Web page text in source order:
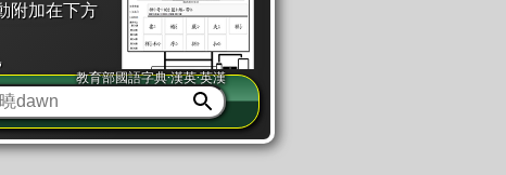
附加在下方
詢「同注音」或「同筆畫」。
連續查詢」此字詞的解釋，不
教育部國語字典·漢英·英漢